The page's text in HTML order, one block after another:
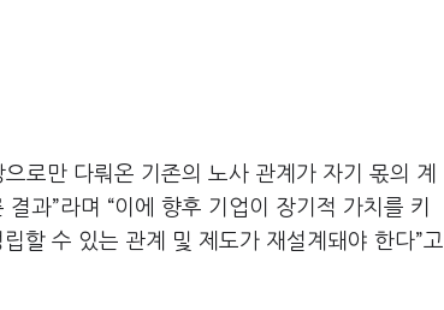
로만 다뤄온 기존의 노사 관계가 자기 몫의 계
결과”라며 “이에 향후 기업이 장기적 가치를 키
할 수 있는 관계 및 제도가 재설계돼야 한다”고